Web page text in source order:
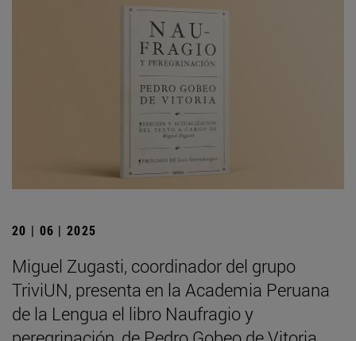
20 | 06 | 2025
Miguel Zugasti, coordinador del grupo
TriviUN, presenta en la Academia Peruana
de la Lengua el libro Naufragio y